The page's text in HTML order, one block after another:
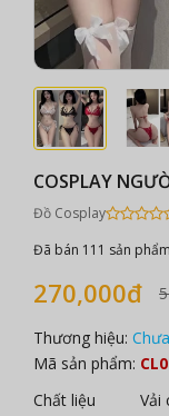
COSPLAY
Đồ Cosplay
Đã bán 111 sản phẩm
270,000đ
Thương hiệu:
Mã sản phẩm:
Chất liệu Vải